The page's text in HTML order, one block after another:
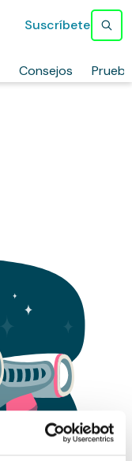
Consejos
Suscríbete